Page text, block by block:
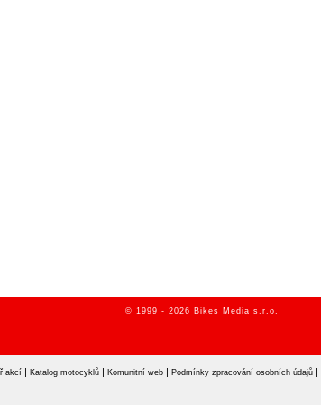
© 1999 - 2026 Bikes Media s.r.o.
akcí| Katalog motocyklů| Komunitní web| Podmínky zpracování osobních údajů|